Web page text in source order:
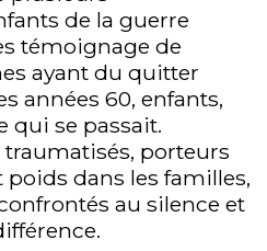
de la guerre
témoignage de
ayant du quitter
années 60, enfants,
qui se passait.
porteurs
poids dans les familles,
au silence et